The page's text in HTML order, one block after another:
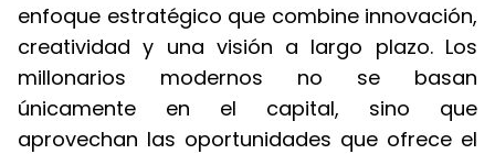
enfoque estratégico que combine innovación,
creatividad y una visión a largo plazo. Los
millonarios modernos no se basan
únicamente en el capital, sino que
aprovechan las oportunidades que ofrece el